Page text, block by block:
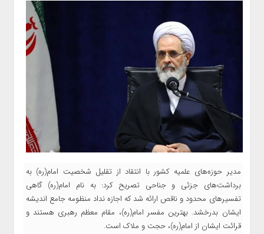
مدیر حوزه‌های علمیه کشور با انتقاد از تقلیل شخصیت امام(ره) به
برداشت‌های جزئی و جناحی تصریح کرد: به نام امام(ره) گاهی
تفسیرهای محدود و ناقص ارائه شد که اجازه نداد منظومه جامع اندیشه
ایشان بدرخشد. بهترین مفسر امام(ره)، مقام معظم رهبری هستند و
قرائت ایشان از امام(ره)، حجت و ملاک است.